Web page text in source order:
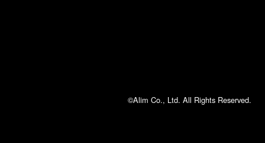
©Alim Co., Ltd. All Rights Reserved.